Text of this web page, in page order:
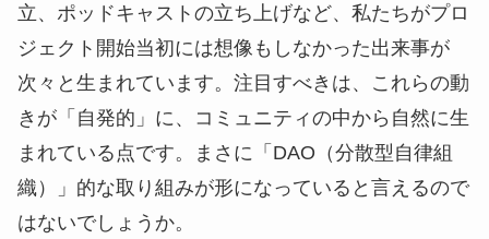
立、ポッドキャストの立ち上げなど、私たちがプロ
ジェクト開始当初には想像もしなかった出来事が
次々と生まれています。注目すべきは、これらの動
きが「自発的」に、コミュニティの中から自然に生
まれている点です。まさに「DAO（分散型自律組
織）」的な取り組みが形になっていると言えるので
はないでしょうか。